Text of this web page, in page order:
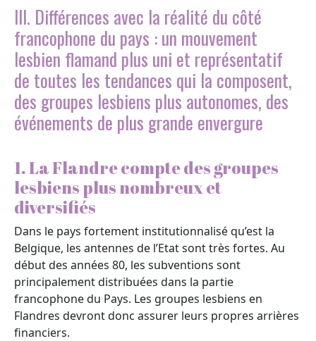
III. Différences avec la réalité du côté
francophone du pays : un mouvement
lesbien flamand plus uni et représentatif
de toutes les tendances qui la composent,
des groupes lesbiens plus autonomes, des
événements de plus grande envergure
1. La Flandre compte des groupes
lesbiens plus nombreux et
diversifiés
Dans le pays fortement institutionnalisé qu’est la
Belgique, les antennes de l’Etat sont très fortes. Au
début des années 80, les subventions sont
principalement distribuées dans la partie
francophone du Pays. Les groupes lesbiens en
Flandres devront donc assurer leurs propres arrières
financiers.